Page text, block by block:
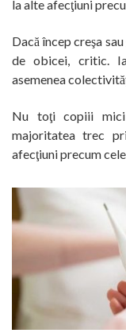
la alte afecţiuni
Dacă încep creşa
de obicei, critic.
asemenea
Nu toţi copiii
majoritatea trec
afecţiuni precum